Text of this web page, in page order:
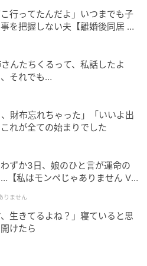
テトなど全10品
スカン・ブランドポーク
焼肉・旭川塩ホルモン・い
リットなど全12品
ランド牛「サロマ和牛」・
旭川塩ホルモン・釧路ザン
13品（1番人気）
牛タンバター焼きしゃぶ・北
ルモン・釧路ザンタレ・バ
品
和牛・葱塩牛タン・北見生
屋台のイカ焼き・えび串など
円プランでも3大肉グルメを
こ行ってたんだよ」いつまでも子
を把握しない夫【離婚後同居 Vo
んたちくるって、私話したよ
それでも…
財布忘れちゃった」「いいよ出
れが全ての始まりでした
ずか3日、娘のひと言が運命の
【私はモンペじゃありません Vo
りません
生きてるよね？」寝ていると思
けたら